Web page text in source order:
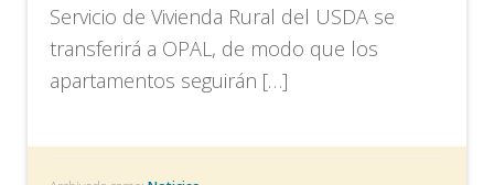
Servicio de Vivienda Rural del USDA se
transferirá a OPAL, de modo que los
apartamentos seguirán […]